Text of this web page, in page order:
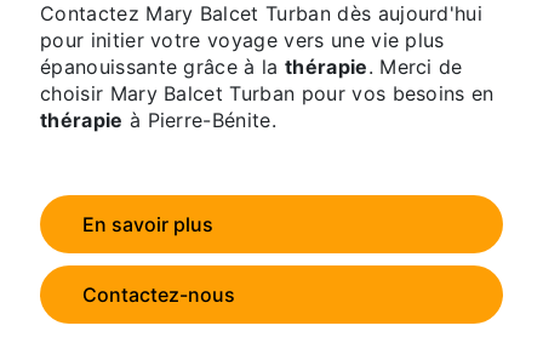
Contactez Mary Balcet Turban dès aujourd'hui
pour initier votre voyage vers une vie plus
épanouissante grâce à lathérapie. Merci de
choisir Mary Balcet Turban pour vos besoins en
thérapie à Pierre-Bénite.
En savoir plus
Contactez-nous